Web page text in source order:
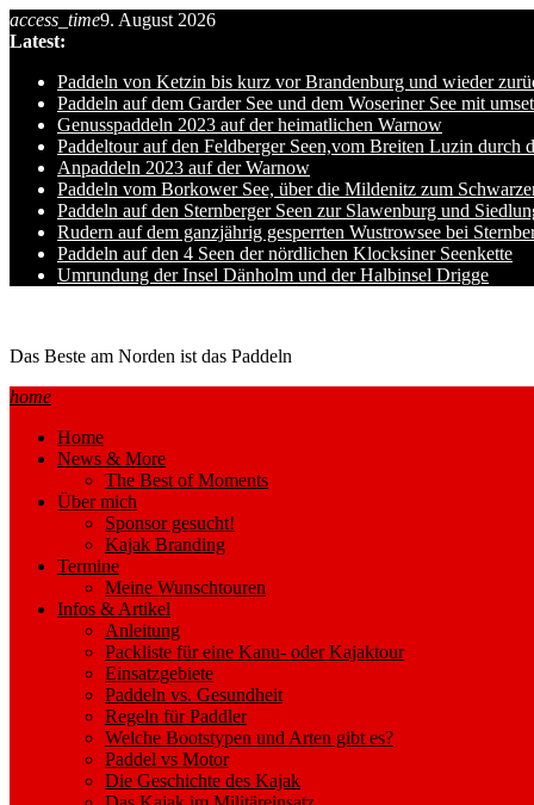
Skip
to
access_time9. August 2026
Latest:
Paddeln von Ketzin bis kurz vor Brandenburg und wieder
Paddeln auf dem Garder See und dem Woseriner See mit
Genusspaddeln 2023 auf der heimatlichen Warnow
Paddeltour auf den Feldberger Seen,vom Breiten Luzin
Anpaddeln 2023 auf der Warnow
Paddeln vom Borkower See, über die Mildenitz zum
Paddeln auf den Sternberger Seen zur Slawenburg und
Rudern auf dem ganzjährig gesperrten Wustrowsee bei
Paddeln auf den 4 Seen der nördlichen Klocksiner Seenkette
Umrundung der Insel Dänholm und der Halbinsel Drigge
Das Beste am Norden ist das Paddeln
home
Home
News & More
The Best of Moments
Über mich
Sponsor gesucht!
Kajak Branding
Termine
Meine Wunschtouren
Infos & Artikel
Anleitung
Packliste für eine Kanu- oder Kajaktour
Einsatzgebiete
Paddeln vs. Gesundheit
Regeln für Paddler
Welche Bootstypen und Arten gibt es?
Paddel vs Motor
Die Geschichte des Kajak